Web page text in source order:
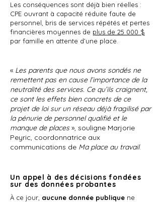
Les conséquences sont déjà bien réelles :
CPE ouvrant à capacité réduite faute de
personnel, bris de services répétés et pertes
financières moyennes de plus de 25 000 $
par famille en attente d’une place.
« Les parents que nous avons sondés ne
remettent pas en cause l’importance de la
neutralité des services. Ce qu’ils craignent,
ce sont les effets bien concrets de ce
projet de loi sur un réseau déjà fragilisé par
la pénurie de personnel qualifié et le
manque de places», souligne Marjorie
Peyric, coordonnatrice aux
communications de Ma place au travail.
Un appel à des décisions fondées
sur des données probantes
À ce jour, aucune donnée publique ne